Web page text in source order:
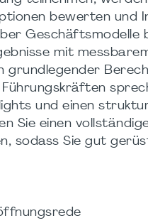
bewerten und
Geschäftsmodelle
mit
grundlegender
und einen
Sie einen
sodass Sie gut